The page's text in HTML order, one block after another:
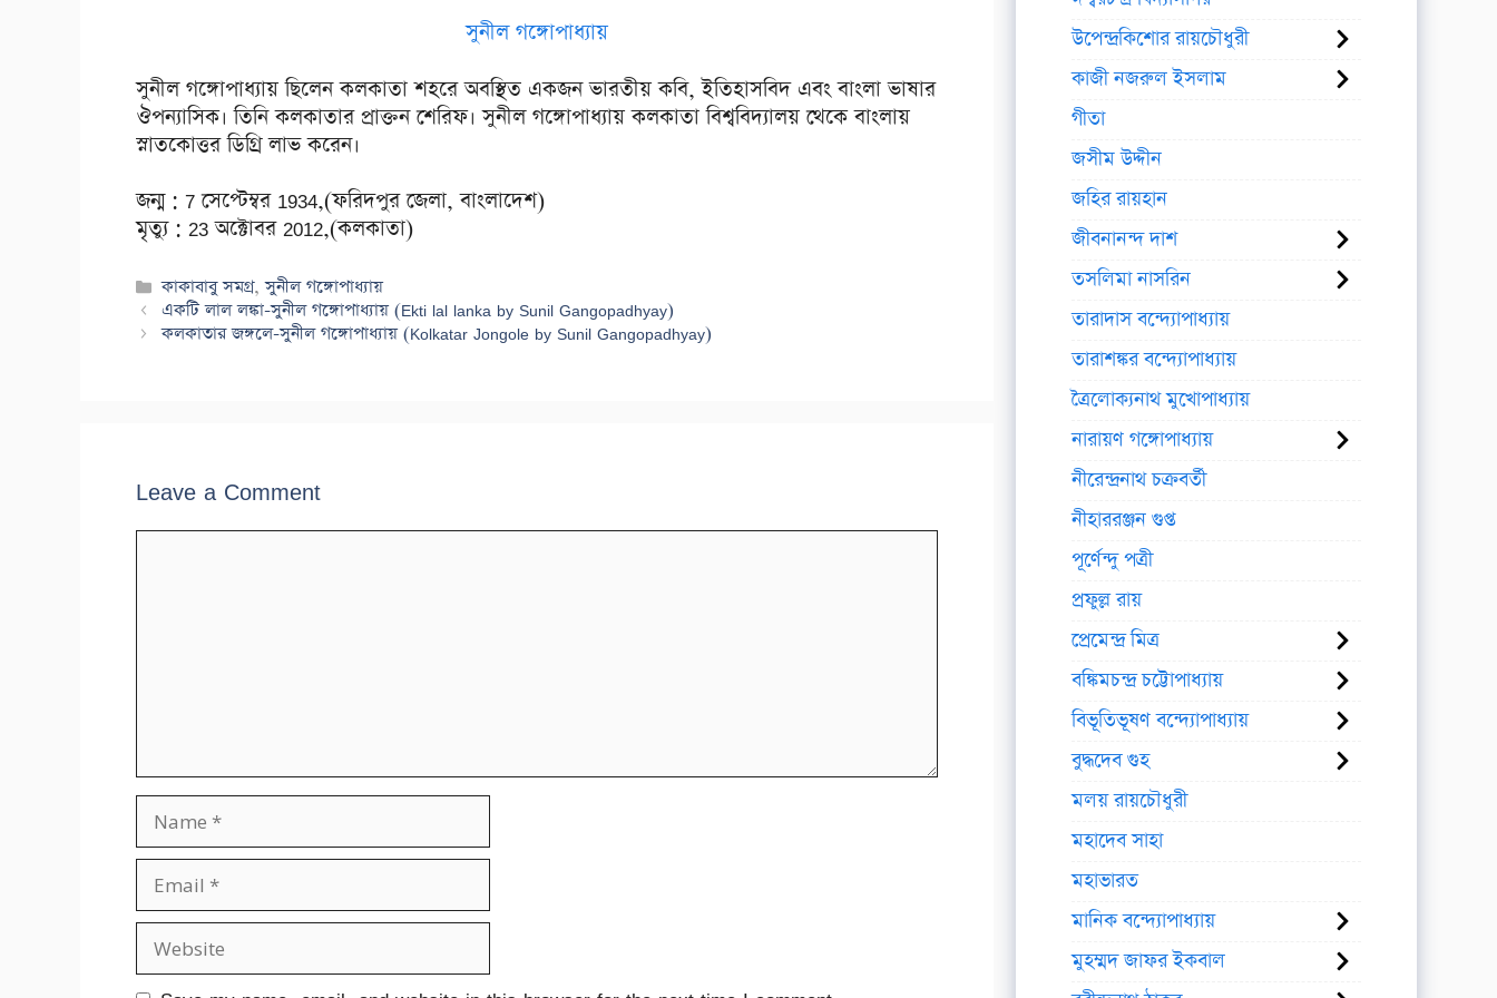
সুনীল গঙ্গোপাধ্যায়
সুনীল গঙ্গোপাধ্যায় ছিলেন কলকাতা শহরে অবস্থিত একজন ভারতীয় কবি, ইতিহাসবিদ এবং বাংলা ভাষার
ঔপন্যাসিক। তিনি কলকাতার প্রাক্তন শেরিফ। সুনীল গঙ্গোপাধ্যায় কলকাতা বিশ্ববিদ্যালয় থেকে বাংলায়
স্নাতকোত্তর ডিগ্রি লাভ করেন।
জন্ম : 7 সেপ্টেম্বর 1934,(ফরিদপুর জেলা, বাংলাদেশ)
মৃত্যু : 23 অক্টোবর 2012,(কলকাতা)
Categories
কাকাবাবু সমগ্র,সুনীল গঙ্গোপাধ্যায়
একটি লাল লঙ্কা-সুনীল গঙ্গোপাধ্যায় (Ekti lal lanka by Sunil Gangopadhyay)
কলকাতার জঙ্গলে-সুনীল গঙ্গোপাধ্যায় (Kolkatar Jongole by Sunil Gangopadhyay)
Leave a Comment
Name
Email
Website
উপেন্দ্রকিশোর রায়চৌধুরী
কাজী নজরুল ইসলাম
গীতা
জসীম উদ্দীন
জহির রায়হান
জীবনানন্দ দাশ
তসলিমা নাসরিন
তারাদাস বন্দ্যোপাধ্যায়
তারাশঙ্কর বন্দ্যোপাধ্যায়
ত্রৈলোক্যনাথ মুখোপাধ্যায়
নারায়ণ গঙ্গোপাধ্যায়
নীরেন্দ্রনাথ চক্রবর্তী
নীহাররঞ্জন গুপ্ত
পূর্ণেন্দু পত্রী
প্রফুল্ল রায়
প্রেমেন্দ্র মিত্র
বঙ্কিমচন্দ্র চট্টোপাধ্যায়
বিভূতিভূষণ বন্দ্যোপাধ্যায়
বুদ্ধদেব গুহ
মলয় রায়চৌধুরী
মহাদেব সাহা
মহাভারত
মানিক বন্দ্যোপাধ্যায়
মুহম্মদ জাফর ইকবাল